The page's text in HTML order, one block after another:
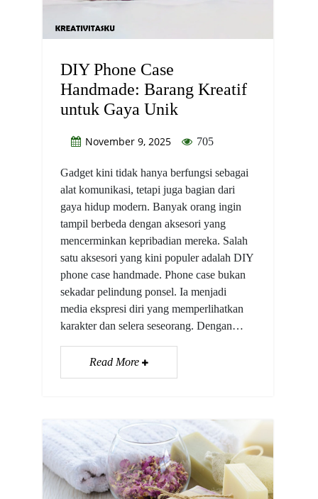
DIY Phone Case
Handmade: Barang Kreatif
untuk Gaya Unik
November 9, 2025 705
Gadget kini tidak hanya berfungsi sebagai
alat komunikasi, tetapi juga bagian dari
gaya hidup modern. Banyak orang ingin
tampil berbeda dengan aksesori yang
mencerminkan kepribadian mereka. Salah
satu aksesori yang kini populer adalah DIY
phone case handmade. Phone case bukan
sekadar pelindung ponsel. Ia menjadi
media ekspresi diri yang memperlihatkan
karakter dan selera seseorang. Dengan…
Read More